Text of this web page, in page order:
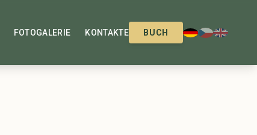
FOTOGALERIE KONTAKTE BUCH